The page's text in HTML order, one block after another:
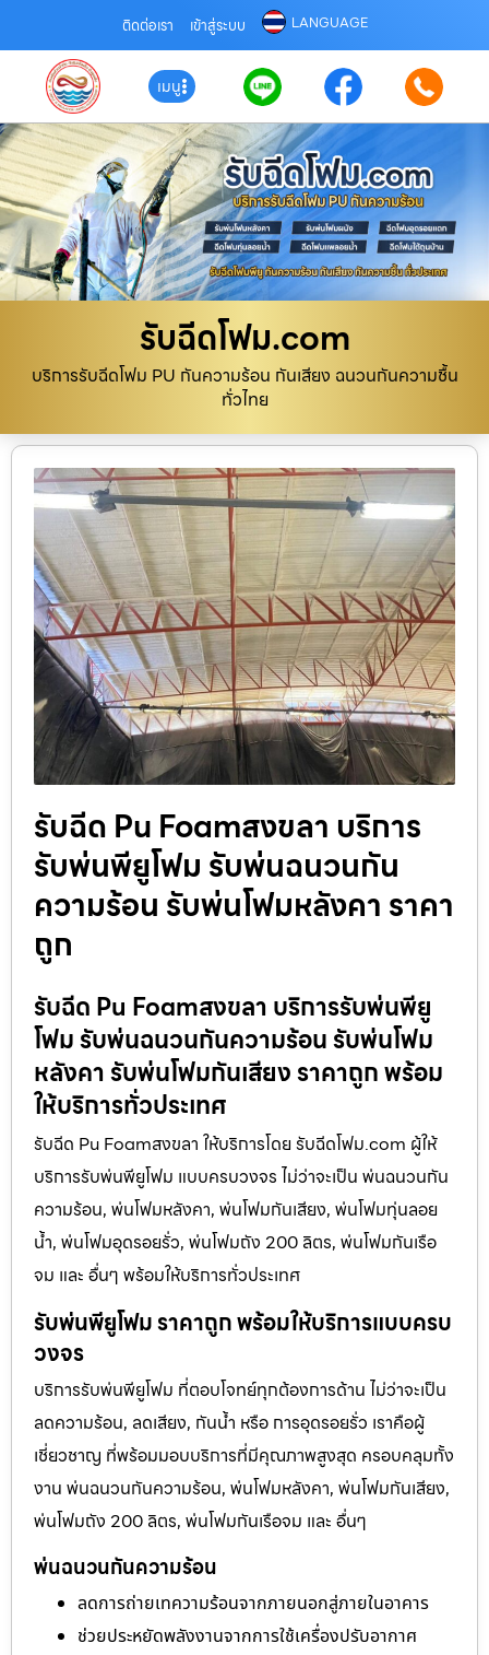
ติดต่อเรา เข้าสู่ระบบ LANGUAGE
เมนู
รับฉีดโฟม.com
บริการรับฉีดโฟม PU กันความร้อน กันเสียง ฉนวนกันความชื้น
ทั่วไทย
รับฉีด Pu Foamสงขลา บริการ
รับพ่นพียูโฟม รับพ่นฉนวนกัน
ความร้อน รับพ่นโฟมหลังคา ราคา
ถูก
รับฉีด Pu Foamสงขลา บริการรับพ่นพียู
โฟม รับพ่นฉนวนกันความร้อน รับพ่นโฟม
หลังคา รับพ่นโฟมกันเสียง ราคาถูก พร้อม
ให้บริการทั่วประเทศ
รับฉีด Pu Foamสงขลา ให้บริการโดย รับฉีดโฟม.com ผู้ให้
บริการรับพ่นพียูโฟม แบบครบวงจร ไม่ว่าจะเป็น พ่นฉนวนกัน
ความร้อน, พ่นโฟมหลังคา, พ่นโฟมกันเสียง, พ่นโฟมทุ่นลอย
น้ำ, พ่นโฟมอุดรอยรั่ว, พ่นโฟมถัง 200 ลิตร, พ่นโฟมกันเรือ
จม และ อื่นๆ พร้อมให้บริการทั่วประเทศ
รับพ่นพียูโฟม ราคาถูก พร้อมให้บริการแบบครบ
วงจร
บริการรับพ่นพียูโฟม ที่ตอบโจทย์ทุกต้องการด้าน ไม่ว่าจะเป็น
ลดความร้อน, ลดเสียง, กันน้ำ หรือ การอุดรอยรั่ว เราคือผู้
เชี่ยวชาญ ที่พร้อมมอบบริการที่มีคุณภาพสูงสุด ครอบคลุมทั้ง
งาน พ่นฉนวนกันความร้อน, พ่นโฟมหลังคา, พ่นโฟมกันเสียง,
พ่นโฟมถัง 200 ลิตร, พ่นโฟมกันเรือจม และ อื่นๆ
พ่นฉนวนกันความร้อน
ลดการถ่ายเทความร้อนจากภายนอกสู่ภายในอาคาร
ช่วยประหยัดพลังงานจากการใช้เครื่องปรับอากาศ